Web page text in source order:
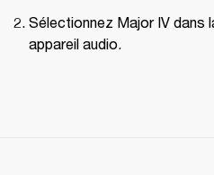
Sélectionnez Major IV
appareil audio.